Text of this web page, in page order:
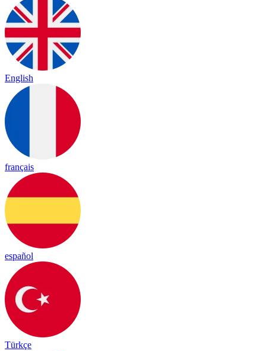
English
français
español
Türkçe